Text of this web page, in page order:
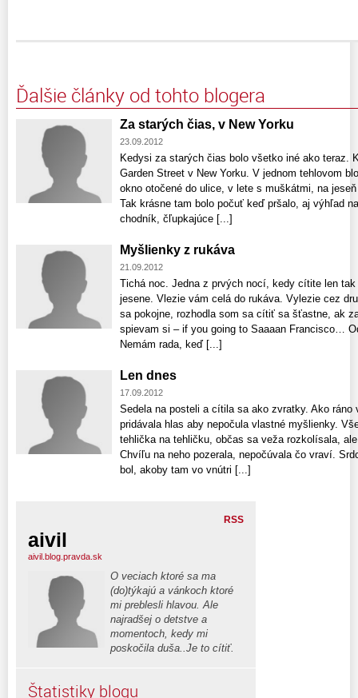
Ďalšie články od tohto blogera
Za starých čias, v New Yorku
23.09.2012
Kedysi za starých čias bolo všetko iné ako teraz.
Garden Street v New Yorku. V jednom tehlovom
okno otočené do ulice, v lete s muškátmi, na
Tak krásne tam bolo počuť keď pršalo, aj výhľad
chodník, čľupkajúce [...]
Myšlienky z rukáva
21.09.2012
Tichá noc. Jedna z prvých nocí, kedy cítite len
jesene. Vlezie vám celá do rukáva. Vylezie cez
sa pokojne, rozhodla som sa cítiť sa šťastne, ak
spievam si – if you going to Saaaan Francisco…
Nemám rada, keď [...]
Len dnes
17.09.2012
Sedela na posteli a cítila sa ako zvratky. Ako ráno
pridávala hlas aby nepočula vlastné myšlienky.
tehlička na tehličku, občas sa veža rozkolísala,
Chvíľu na neho pozerala, nepočúvala čo vraví.
bol, akoby tam vo vnútri [...]
RSS
aivil
aivil.blog.pravda.sk
O veciach ktoré sa ma
(do)týkajú a vánkoch ktoré
mi preblesli hlavou. Ale
najradšej o detstve a
momentoch, kedy mi
poskočila duša..Je to cítiť.
Štatistiky blogu